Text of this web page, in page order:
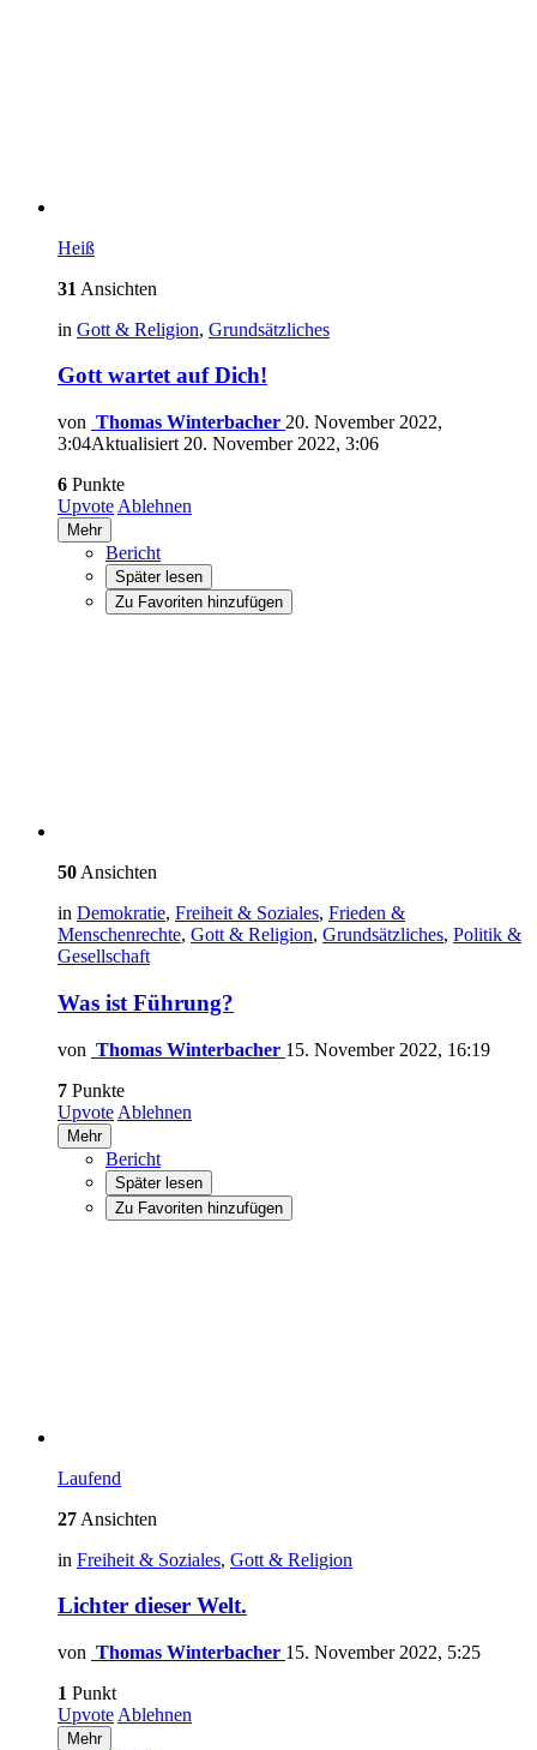
Heiß
31 Ansichten
in Gott & Religion, Grundsätzliches
Gott wartet auf Dich!
von Thomas Winterbacher 20. November 2022,
3:04Aktualisiert 20. November 2022, 3:06
6 Punkte
Upvote Ablehnen
Mehr
Bericht
Später lesen
Zu Favoriten hinzufügen
50 Ansichten
in Demokratie, Freiheit & Soziales, Frieden &
Menschenrechte, Gott & Religion, Grundsätzliches, Politik &
Gesellschaft
Was ist Führung?
von Thomas Winterbacher 15. November 2022, 16:19
7 Punkte
Upvote Ablehnen
Mehr
Bericht
Später lesen
Zu Favoriten hinzufügen
Laufend
27 Ansichten
in Freiheit & Soziales, Gott & Religion
Lichter dieser Welt.
von Thomas Winterbacher 15. November 2022, 5:25
1 Punkt
Upvote Ablehnen
Mehr